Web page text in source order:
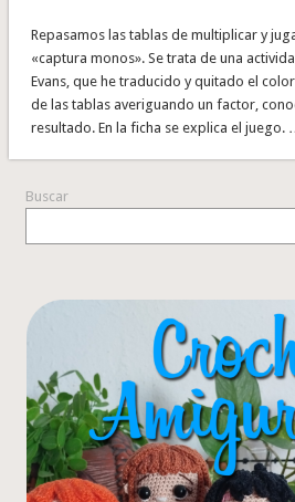
Repasamos las tablas de multiplicar y
«captura monos». Se trata de una
Evans, que he traducido y quitado el
de las tablas averiguando un factor,
resultado. En la ficha se explica el juego.
Buscar